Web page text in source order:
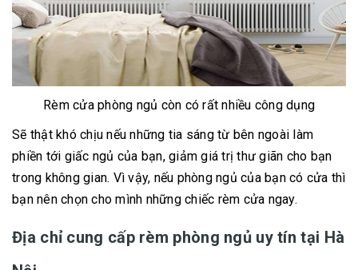
Rèm cửa phòng ngủ còn có rất nhiều công dụng
Sẽ thật khó chịu nếu những tia sáng từ bên ngoài làm
phiền tới giấc ngủ của bạn, giảm giá trị thư giãn cho bạn
trong không gian. Vì vậy, nếu phòng ngủ của bạn có cửa thì
bạn nên chọn cho mình những chiếc rèm cửa ngay.
Địa chỉ cung cấp rèm phòng ngủ uy tín tại Hà